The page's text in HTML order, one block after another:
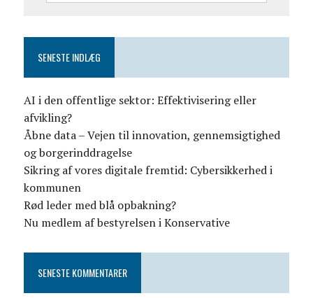
SENESTE INDLÆG
AI i den offentlige sektor: Effektivisering eller
afvikling?
Åbne data – Vejen til innovation, gennemsigtighed
og borgerinddragelse
Sikring af vores digitale fremtid: Cybersikkerhed i
kommunen
Rød leder med blå opbakning?
Nu medlem af bestyrelsen i Konservative
SENESTE KOMMENTARER